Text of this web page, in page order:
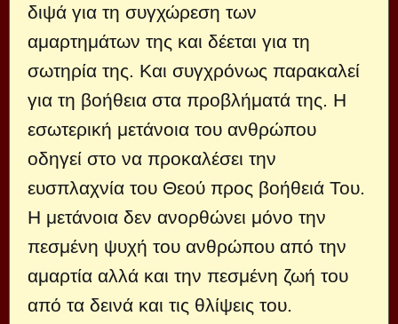
διψά για τη συγχώρεση των
αμαρτημάτων της και δέεται για τη
σωτηρία της. Και συγχρόνως παρακαλεί
για τη βοήθεια στα προβλήματά της. Η
εσωτερική μετάνοια του ανθρώπου
οδηγεί στο να προκαλέσει την
ευσπλαχνία του Θεού προς βοήθειά Του.
Η μετάνοια δεν ανορθώνει μόνο την
πεσμένη ψυχή του ανθρώπου από την
αμαρτία αλλά και την πεσμένη ζωή του
από τα δεινά και τις θλίψεις του.